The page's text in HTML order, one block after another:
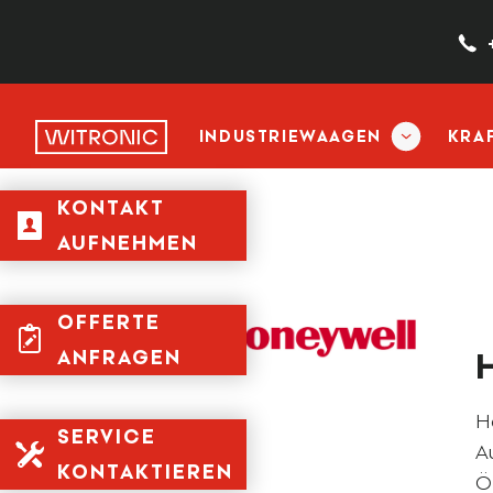
INDUSTRIEWAAGEN
KONTAKT
AUFNEHMEN
OFFERTE
ANFRAGEN
SERVICE
KONTAKTIEREN